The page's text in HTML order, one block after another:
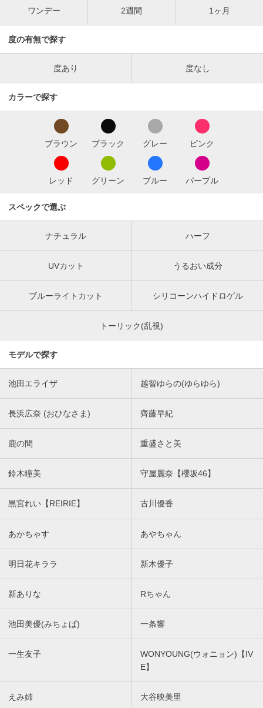
ワンデー 2週間 1ヶ月
度の有無で探す
度あり 度なし
カラーで探す
ブラウン ブラック グレー ピンク
レッド グリーン ブルー パープル
スペックで選ぶ
ナチュラル ハーフ
UVカット うるおい成分
ブルーライトカット シリコーンハイドロゲル
トーリック(乱視)
モデルで探す
池田エライザ 越智ゆらの(ゆらゆら)
長浜広奈 (おひなさま) 齊藤早紀
鹿の間 重盛さと美
鈴木瞳美 守屋麗奈【櫻坂46】
黒宮れい【REIRIE】 古川優香
あかちゃす あやちゃん
明日花キララ 新木優子
新ありな Rちゃん
池田美優(みちょぱ) 一条響
一生友子
WONYOUNG(ウォニョン)【IV
E】
えみ姉 大谷映美里